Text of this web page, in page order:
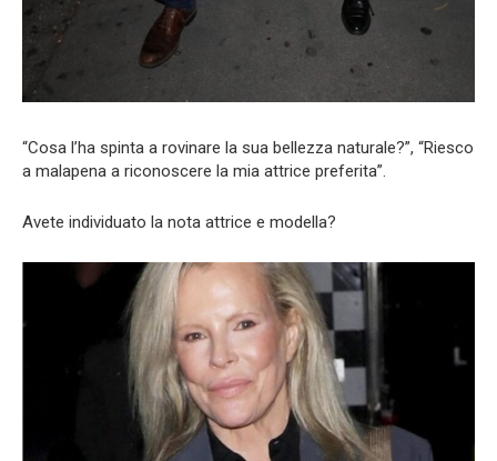
“Cosa l’ha spinta a rovinare la sua bellezza naturale?”, “Riesco
a malapena a riconoscere la mia attrice preferita”.
Avete individuato la nota attrice e modella?